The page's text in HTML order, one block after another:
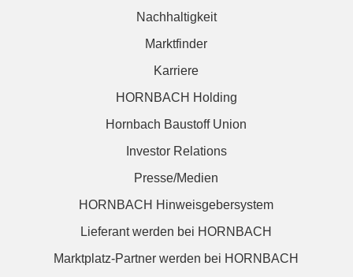
Nachhaltigkeit
Marktfinder
Karriere
HORNBACH Holding
Hornbach Baustoff Union
Investor Relations
Presse/Medien
HORNBACH Hinweisgebersystem
Lieferant werden bei HORNBACH
Marktplatz-Partner werden bei HORNBACH